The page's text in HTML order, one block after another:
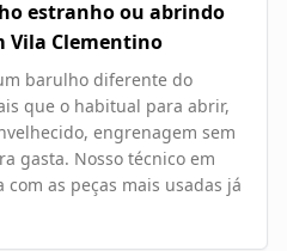
estranho ou abrindo
Vila Clementino
barulho diferente do
que o habitual para abrir,
engrenagem sem
gasta. Nosso técnico em
com as peças mais usadas já